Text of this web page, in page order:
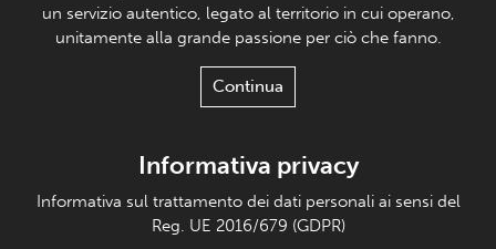
un servizio autentico, legato al territorio in cui operano,
unitamente alla grande passione per ciò che fanno.
Continua
Informativa privacy
Informativa sul trattamento dei dati personali ai sensi del
Reg. UE 2016/679 (GDPR)